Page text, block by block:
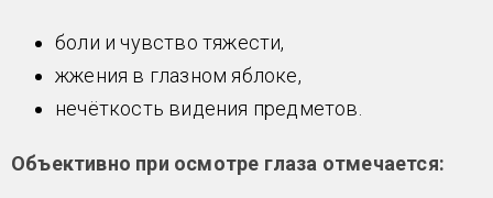
боли и чувство тяжести,
жжения в глазном яблоке,
нечёткость видения предметов.
Объективно при осмотре глаза отмечается: